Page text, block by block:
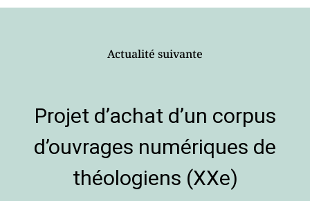
Actualité suivante
Projet d’achat d’un corpus
d’ouvrages numériques de
théologiens (XXe)